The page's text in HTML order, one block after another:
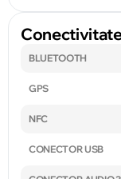
BLUETOOTH
GPS
NFC
CONECTOR USB